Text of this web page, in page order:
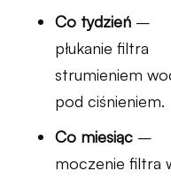
Co tydzień –
płukanie filtra
strumieniem
pod ciśnieniem.
Co miesiąc –
moczenie filtra